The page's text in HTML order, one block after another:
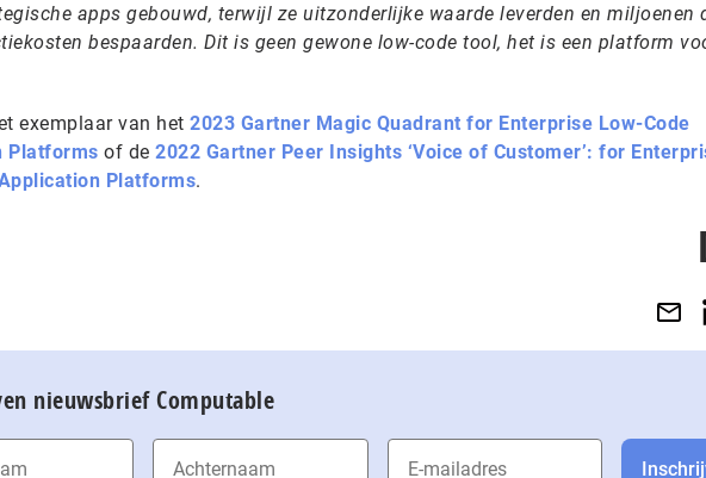
apps gebouwd, terwijl ze uitzonderlijke waarde leverden en miljoenen
bespaarden. Dit is geen gewone low-code tool, het is een platform
exemplaar van het 2023 Gartner Magic Quadrant for Enterprise Low-Code
Platforms of de 2022 Gartner Peer Insights ‘Voice of Customer’: for
Platforms.
nieuwsbrief Computable